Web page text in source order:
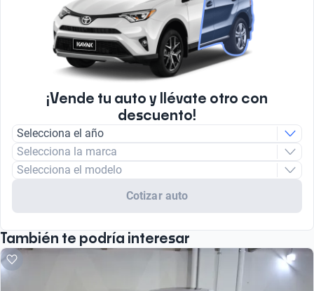
¡Vende tu auto y llévate otro con
descuento!
Selecciona el año
Selecciona la marca
Selecciona el modelo
Cotizar auto
También te podría interesar